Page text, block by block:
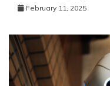
February 11, 2025